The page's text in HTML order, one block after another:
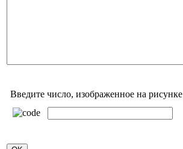
Введите число, изображенное на рисунке